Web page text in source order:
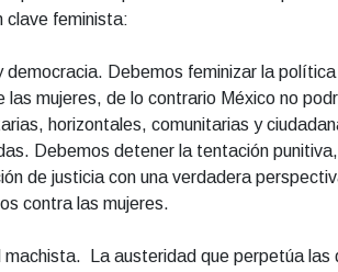
clave feminista:
democracia. Debemos feminizar la
mujeres, de lo contrario México no
horizontales, comunitarias y
Debemos detener la tentación
de justicia con una verdadera
contra las mujeres.
La austeridad que perpetúa las